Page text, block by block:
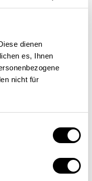
dienen
es, Ihnen
nicht für
en
à leur
les
projets sont